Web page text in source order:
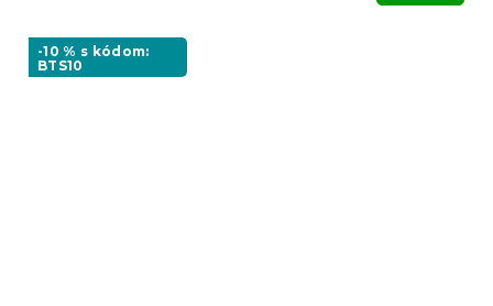
-10 % s kódom:
BTS10